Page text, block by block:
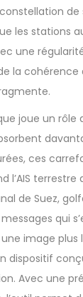
constellation
les stations
une
la cohérence
joue un rôle
ces
l’AIS
de Suez,
qui
image plus
dispositif
Avec une